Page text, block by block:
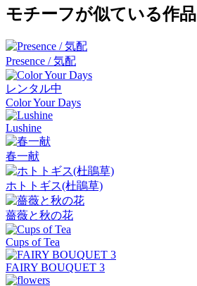
モチーフが似ている作品
Presence / 気配
レンタル中
Color Your Days
Lushine
春一献
ホトトギス(杜鵑草)
薔薇と秋の花
Cups of Tea
FAIRY BOUQUET 3